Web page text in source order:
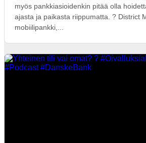
myös pankkiasioidenkin pitää olla
ajasta ja paikasta riippumatta. ? District
mobiilipankki,...